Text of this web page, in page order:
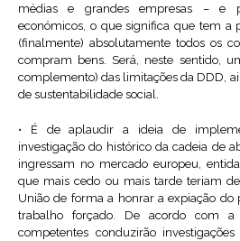
médias e grandes empresas – e
económicos, o que significa que tem a
(finalmente) absolutamente todos os
compram bens. Será, neste sentido,
complemento) das limitações da DDD,
de sustentabilidade social.
• É de aplaudir a ideia de
investigação do histórico da cadeia de
ingressam no mercado europeu,
que mais cedo ou mais tarde teriam
União de forma a honrar a expiação
trabalho forçado. De acordo com a
competentes conduzirão